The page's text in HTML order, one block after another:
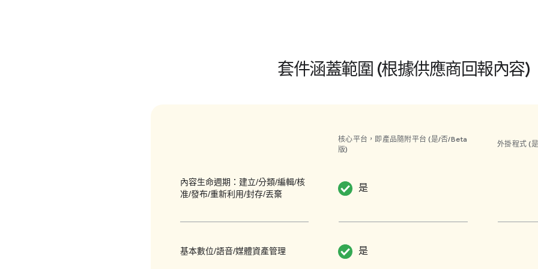
客戶可依角色和
RTF 格式文字編
皆可自訂。
套件涵蓋範圍 (根據供應商回報內容)
核心平台，即產品隨附平台 (是/否/Beta
版)
外掛程式 (
內容生命週期：建立/分類/編輯/核
准/發布/重新利用/封存/丟棄
是
基本數位/語音/媒體資產管理 是